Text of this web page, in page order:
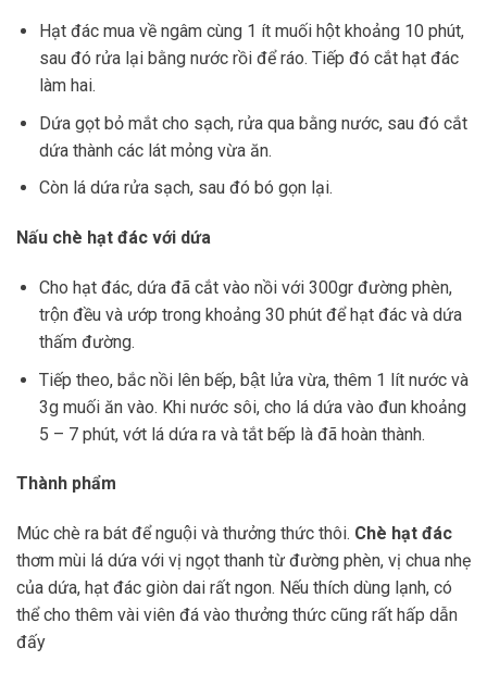
Hạt đác mua về ngâm cùng 1 ít muối hột khoảng 10 phút,
sau đó rửa lại bằng nước rồi để ráo. Tiếp đó cắt hạt đác
làm hai.
Dứa gọt bỏ mắt cho sạch, rửa qua bằng nước, sau đó cắt
dứa thành các lát mỏng vừa ăn.
Còn lá dứa rửa sạch, sau đó bó gọn lại.
Nấu chè hạt đác với dứa
Cho hạt đác, dứa đã cắt vào nồi với 300gr đường phèn,
trộn đều và ướp trong khoảng 30 phút để hạt đác và dứa
thấm đường.
Tiếp theo, bắc nồi lên bếp, bật lửa vừa, thêm 1 lít nước và
3g muối ăn vào. Khi nước sôi, cho lá dứa vào đun khoảng
5 – 7 phút, vớt lá dứa ra và tắt bếp là đã hoàn thành.
Thành phẩm
Múc chè ra bát để nguội và thưởng thức thôi. Chè hạt đác
thơm mùi lá dứa với vị ngọt thanh từ đường phèn, vị chua nhẹ
của dứa, hạt đác giòn dai rất ngon. Nếu thích dùng lạnh, có
thể cho thêm vài viên đá vào thưởng thức cũng rất hấp dẫn
đấy